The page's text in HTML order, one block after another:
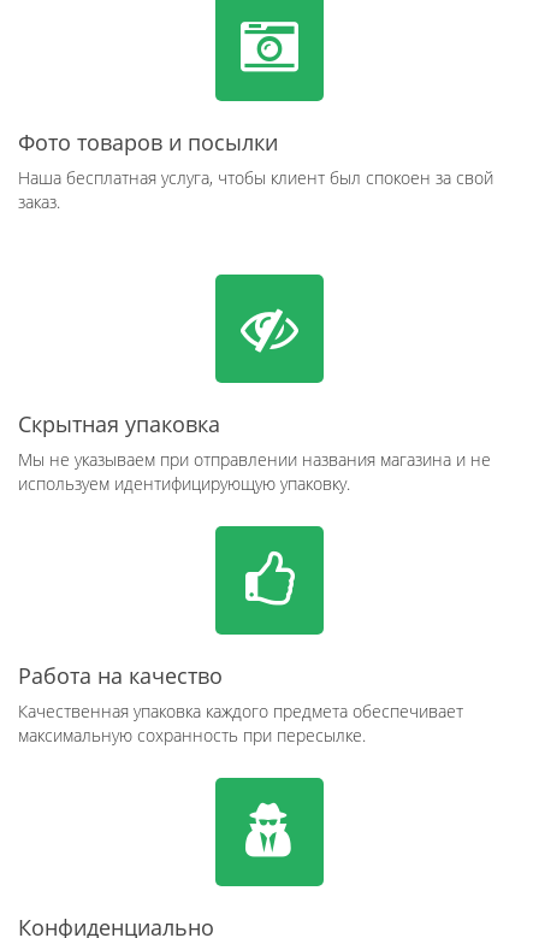
Фото товаров и посылки
Наша бесплатная услуга, чтобы клиент был спокоен за свой
заказ.
Скрытная упаковка
Мы не указываем при отправлении названия магазина и не
используем идентифицирующую упаковку.
Работа на качество
Качественная упаковка каждого предмета обеспечивает
максимальную сохранность при пересылке.
Конфиденциально